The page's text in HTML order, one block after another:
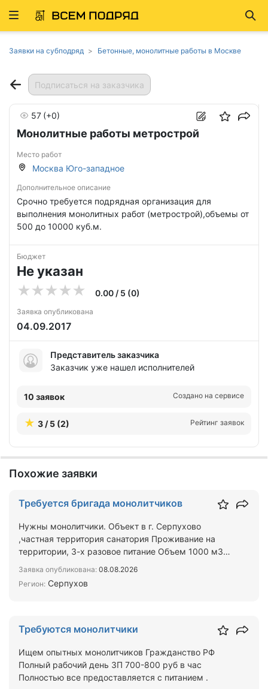
Развернуть
Заявки на субподряд Бетонные, монолитные работы в Москве
Подписаться на заказчика
Монолитные работы метрострой
57 (+0)
Место работ
Москва Юго-западное
Дополнительное описание
Срочно требуется подрядная организация для
выполнения монолитных работ (метрострой),объемы от
500 до 10000 куб.м.
Бюджет
Не указан
0.00 / 5 (0)
Заявка опубликована
04.09.2017
Представитель заказчика
Заказчик уже нашел исполнителей
10 заявок Создано на сервисе
3 / 5 (2) Рейтинг заявок
Похожие заявки
Требуется бригада монолитчиков
Нужны монолитчики. Объект в г. Серпухово
,частная территория санатория Проживание на
территории, 3-х разовое питание Объем 1000 м3
Заявка опубликована: 08.08.2026
Регион: Серпухов
Требуются монолитчики
Ищем опытных монолитчиков Гражданство РФ
Полный рабочий день ЗП 700-800 руб в час
Полностью все предоставляется с питанием .